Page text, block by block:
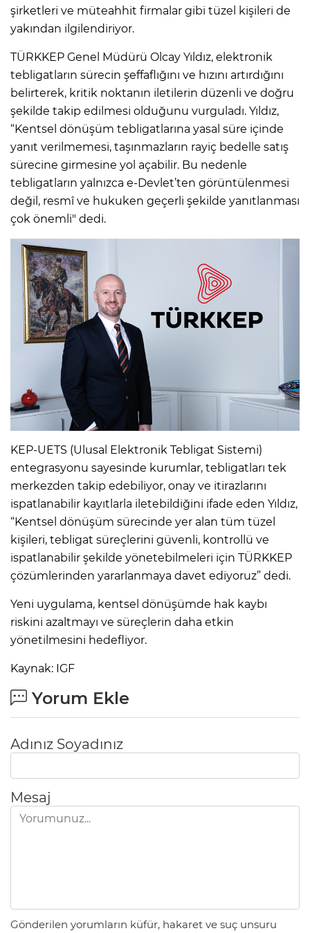
şirketleri ve müteahhit firmalar gibi tüzel kişileri de
yakından ilgilendiriyor.
TÜRKKEP Genel Müdürü Olcay Yıldız, elektronik
tebligatların sürecin şeffaflığını ve hızını artırdığını
belirterek, kritik noktanın iletilerin düzenli ve doğru
şekilde takip edilmesi olduğunu vurguladı. Yıldız,
“Kentsel dönüşüm tebligatlarına yasal süre içinde
yanıt verilmemesi, taşınmazların rayiç bedelle satış
sürecine girmesine yol açabilir. Bu nedenle
tebligatların yalnızca e-Devlet’ten görüntülenmesi
değil, resmî ve hukuken geçerli şekilde yanıtlanması
çok önemli" dedi.
KEP-UETS (Ulusal Elektronik Tebligat Sistemi)
entegrasyonu sayesinde kurumlar, tebligatları tek
merkezden takip edebiliyor, onay ve itirazlarını
ispatlanabilir kayıtlarla iletebildiğini ifade eden Yıldız,
“Kentsel dönüşüm sürecinde yer alan tüm tüzel
kişileri, tebligat süreçlerini güvenli, kontrollü ve
ispatlanabilir şekilde yönetebilmeleri için TÜRKKEP
çözümlerinden yararlanmaya davet ediyoruz” dedi.
Yeni uygulama, kentsel dönüşümde hak kaybı
riskini azaltmayı ve süreçlerin daha etkin
yönetilmesini hedefliyor.
Kaynak: IGF
Yorum Ekle
Adınız Soyadınız
Mesaj
Gönderilen yorumların küfür, hakaret ve suç unsuru